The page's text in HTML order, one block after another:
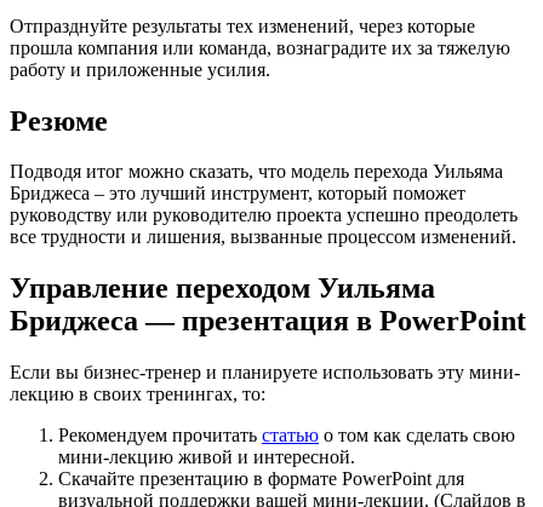
Отпразднуйте результаты тех изменений, через которые
прошла компания или команда, вознаградите их за тяжелую
работу и приложенные усилия.
Резюме
Подводя итог можно сказать, что модель перехода Уильяма
Бриджеса – это лучший инструмент, который поможет
руководству или руководителю проекта успешно преодолеть
все трудности и лишения, вызванные процессом изменений.
Управление переходом Уильяма
Бриджеса — презентация в PowerPoint
Если вы бизнес-тренер и планируете использовать эту мини-
лекцию в своих тренингах, то:
Рекомендуем прочитать статью о том как сделать свою
мини-лекцию живой и интересной.
Скачайте презентацию в формате PowerPoint для
визуальной поддержки вашей мини-лекции. (Слайдов в